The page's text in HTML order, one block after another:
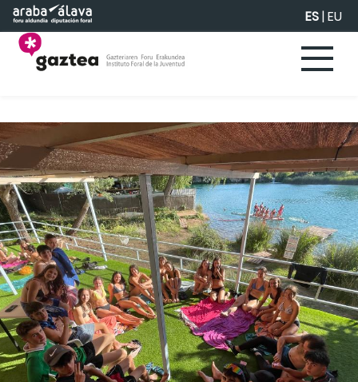
Saltar al contenido principal ES|EU